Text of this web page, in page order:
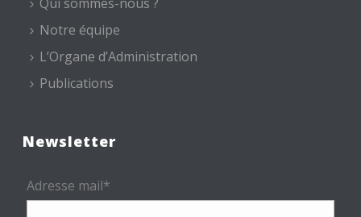
Notre équipe
L’Organe d’Administration
Publications
Newsletter
Adresse mail*